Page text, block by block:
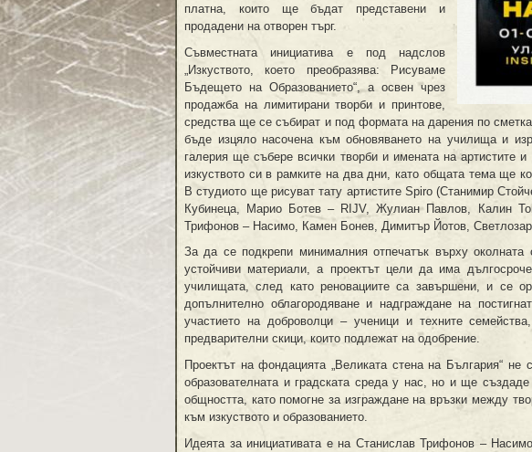
платна, които ще бъдат представени и
продадени на отворен търг.
Съвместната инициатива е под надслов
„Изкуството, което преобразява: Рисуваме
Бъдещето на Образованието“, а освен чрез
продажба на лимитирани творби и принтове,
средства ще се събират и под формата на дарения по
бъде изцяло насочена към обновяването на училища и
галерия ще събере всички творби и имената на артистите
изкуството си в рамките на два дни, като общата тема ще
В студиото ще рисуват тату артистите Spiro (Станимир
Кубинеца, Марио Ботев – RIJV, Жулиан Павлов, Калин
Трифонов – Насимо, Камен Бонев, Димитър Йотов,
За да се подкрепи минималния отпечатък върху
устойчиви материали, а проектът цели да има
училищата, след като реновациите са завършени, и се
допълнително облагородяване и надграждане на
участието на доброволци – ученици и техните
предварителни скици, които подлежат на одобрение.
Проектът на фондацията „Великата стена на България“
образователната и градската среда у нас, но и ще
общността, като помогне за изграждане на връзки между
към изкуството и образованието.
Идеята за инициативата е на Станислав Трифонов –